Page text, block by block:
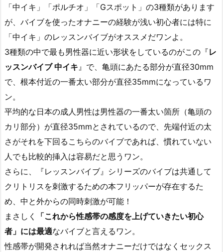
「中イキ」「ポルチオ」「Gスポット」の3種類があります
が、バイブを使ったオナニーの経験が浅い初心者には特に
「中イキ」のレッスンバイブがオススメだワンよ。
3種類の中で最も男性器に近い形状をしているのがこの『レ
ッスンバイブ 中イキ』で、亀頭にあたる部分が直径30mm
で、根本付近の一番太い部分が直径35mmになっているワ
ン。
平均的な日本の成人男性は男性器の一番太い箇所（亀頭の
カリ部分）が直径35mmとされているので、先端付近の太
さがそれを下回るこちらのバイブであれば、慣れていない
人でも比較的挿入は容易だと思うワン。
さらに、『レッスンバイブ』シリーズのバイブは共通して
クリトリスを刺激するための本フリッパーが存在するた
め、中と外からの同時刺激が可能！
まさしく
「これから性感帯の感度を上げていきたい初心
者」には最適なバイブと言えるワン。
性感帯が開発されれば当然オナニーだけではなくセックス